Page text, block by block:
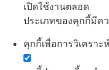
เปิดใช้งานตลอด
ประเภทของคุกกี้มีค
คุกกี้เพื่อการวิเคราะห์